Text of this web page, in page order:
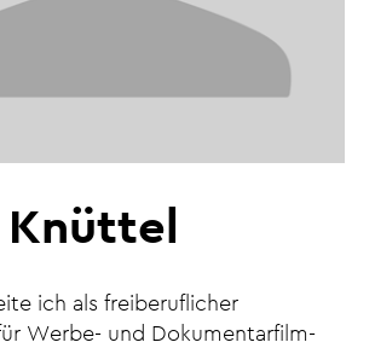
Knüttel
ich als freiberuflicher
Werbe- und Dokumentarfilm-